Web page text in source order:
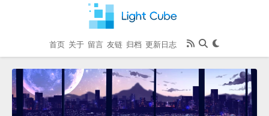
首页 关于 留言 友链 归档 更新日志